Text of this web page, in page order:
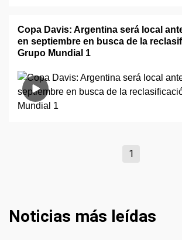
Copa Davis: Argentina será local
en septiembre en busca de la
Grupo Mundial 1
1
Noticias más leídas